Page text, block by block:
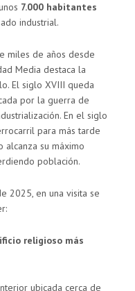
7.000 habitantes
industrial.
miles de años desde
Media destaca la
El siglo XVIII queda
por la guerra de
En el siglo
para más tarde
alcanza su máximo
población.
2025, en una visita se
religioso más
ubicada cerca de